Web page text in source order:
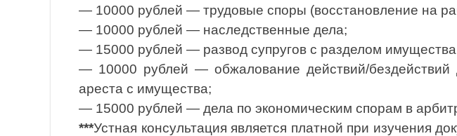
— 10000 рублей — трудовые споры (восстановление на
— 10000 рублей — наследственные дела;
— 15000 рублей — развод супругов с разделом
— 10000 рублей — обжалование действий/бездействий
ареста с имущества;
— 15000 рублей — дела по экономическим спорам в
***Устная консультация является платной при изучения